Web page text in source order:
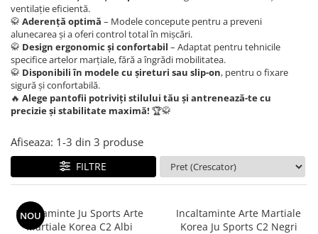
Placi de spargere
Prim ajutor
Recuperare si incalzire
Saci bulgaresti
Saltele si Tatami
Scuturi
Accesorii Antrenor
Linie Kempo
Bluză
Jachete
Sosete
Veste
Rucsacuri si genti
Sepci si caciuli
Tape
Cadouri
ventilație eficientă.
🥋 Aderență optimă – Modele concepute pentru a preveni
alunecarea și a oferi control total în mișcări.
🥋 Design ergonomic și confortabil – Adaptat pentru tehnicile
specifice artelor marțiale, fără a îngrădi mobilitatea.
🥋 Disponibili în modele cu șireturi sau slip-on, pentru o fixare
sigură și confortabilă.
🔥 Alege pantofii potriviți stilului tău și antrenează-te cu
precizie și stabilitate maximă! 🏆🥋
Afiseaza: 1-3 din 3 produse
FILTRE
NOU
Incaltaminte Ju Sports Arte
Martiale Korea C2 Albi
Incaltaminte Arte Martiale
Korea Ju Sports C2 Negri